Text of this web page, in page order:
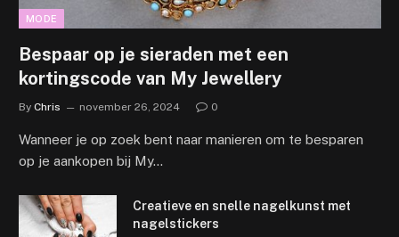
MODE
Bespaar op je sieraden met een
kortingscode van My Jewellery
By Chris november 26, 2024 0
Wanneer je op zoek bent naar manieren om te besparen
op je aankopen bij My…
Creatieve en snelle nagelkunst met
nagelstickers